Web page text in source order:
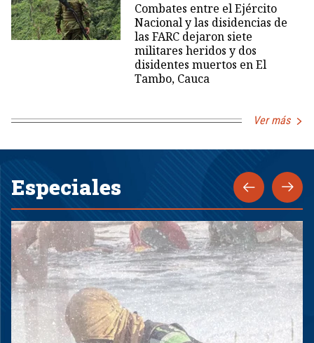
Combates entre el Ejército
Nacional y las disidencias de
las FARC dejaron siete
militares heridos y dos
disidentes muertos en El
Tambo, Cauca
Ver más
Especiales